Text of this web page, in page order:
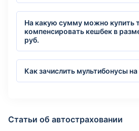
На какую сумму можно купить
компенсировать кешбек в
руб.
Как зачислить мультибонусы на
Статьи об автостраховании